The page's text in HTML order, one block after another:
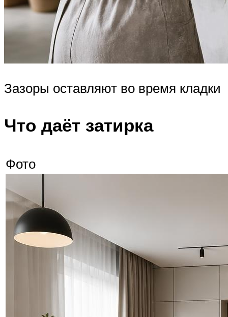
Зазоры оставляют во время кладки
Что даёт затирка
Фото